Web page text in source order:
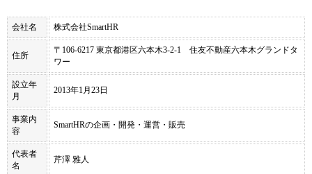
会社名 株式会社SmartHR
住所
〒106-6217 東京都港区六本木3-2-1 住友不動産六本木グランドタ
ワー
設立年
月
2013年1月23日
事業内
容
SmartHRの企画・開発・運営・販売
代表者
名
芹澤 雅人